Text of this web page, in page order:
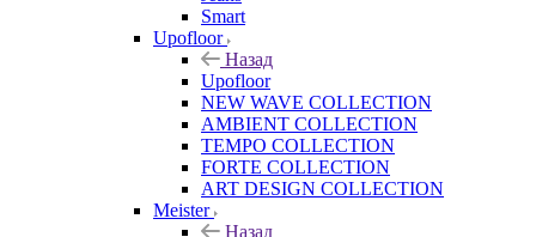
Smart
Upofloor
Назад
Upofloor
NEW WAVE COLLECTION
AMBIENT COLLECTION
TEMPO COLLECTION
FORTE COLLECTION
ART DESIGN COLLECTION
Meister
Назад